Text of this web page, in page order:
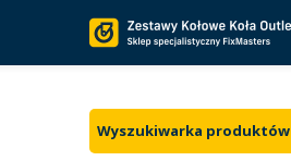
Wyszukiwarka produktów